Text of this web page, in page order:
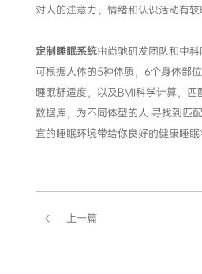
对人的注意力、情绪和认识活动有较
定制睡眠系统由尚驰研发团队和中科
可根据人体的5种体质，6个身体部
睡眠舒适度，以及BMI科学计算，
数据库，为不同体型的人 寻找到匹
宜的睡眠环境带给你良好的健康睡眠
上一篇